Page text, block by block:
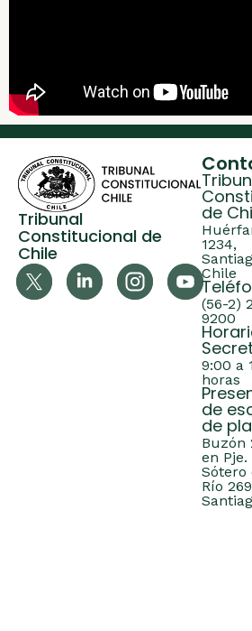
Tribunal
Constitucional de
Chile
de
1234,
Chile
(56-2)
9200
9:00 a
horas
de
de
Buzón
en Pje.
Sótero
Río